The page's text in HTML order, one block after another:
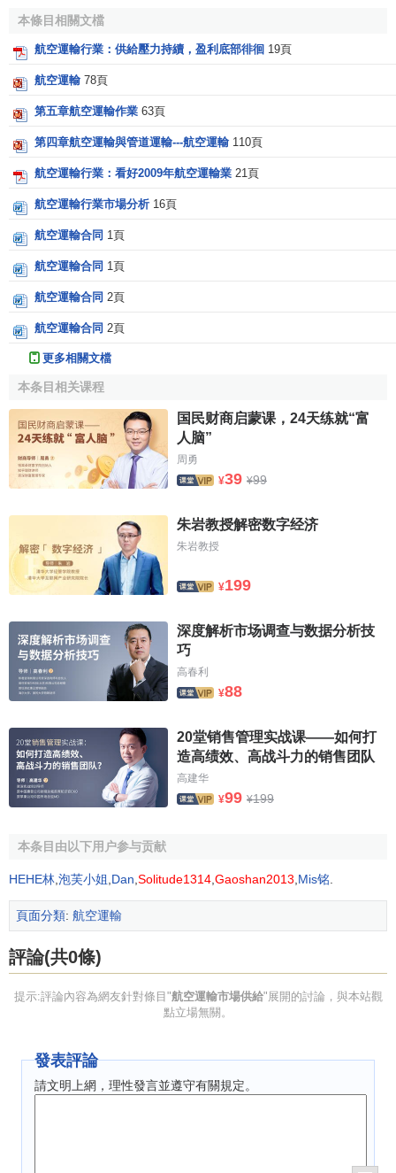
靠科學技術提高
3．運輸供給的部分可替代性
運輸供給是由多種運輸方式
移，因此，運輸產品之間具有可替代性，即在同一方向、具
有相同技術經濟特征的運輸方式或運輸企業所提供的產品就
形成了較強的競爭態勢。同時，由於運輸產品在時間、運輸
方向、運輸距離等特征上存在差異，旅客、貨物對運輸產品
服務的經濟性、方便程度、快捷程度等
不同運輸方式間或同種
輸供給的替代性和不可替代性是同時存在的，
給之間既存在競爭也存在
4．運輸供給的外部性
危害或利益，而他們並未因此而支付相應的成本或得到相應
的報酬， 經濟學 將這種現象稱為存在外部性。
情況： 負外部性和 正外部性。個人或企業不必承擔行為帶來
的成本是
負外部性；個人或企業不能得到其
的額外收益則是正外部性。
運輸供給帶來的負外部性主要表現在兩個方面：
一是當運輸企業超額生產時，一部分
輸能力，而
運輸能力在特定時期內是相對穩定的，因此，當
運輸需求高峰期到來時，運輸供給在較大範圍內超額生產，
同時並不帶來
運輸成本 的明顯上升。在我國的旅客運輸中經
常見到這種情況。運輸業可以在成本增加很少的情況下，在
化，運輸服務質量的下降，使得本應該由運輸企業承擔的成
本部分地轉嫁到
消費者 身上。
二是由於運輸活動帶來的空氣、水、雜訊等環境污染，
到運輸的外部成本中。
影響航空運輸市場供給的因素[2]
1．航空運輸服務價格
航空運輸服務價格不僅影響消費者的需求，也影響廠商
的供給。一般來說，在其他條件相同時，如果航空運輸服務
價格上升，航空運輸企業能夠獲得更多的
輸服務的供給。航空運輸服務價格與供給之間存在著正相關
關係。
本條目相關文檔
航空運輸行業：供給壓力持續，盈利底部徘徊 19頁
航空運輸 78頁
第五章航空運輸作業 63頁
第四章航空運輸與管道運輸---航空運輸 110頁
航空運輸行業：看好2009年航空運輸業 21頁
航空運輸行業市場分析 16頁
航空運輸合同 1頁
航空運輸合同 1頁
航空運輸合同 2頁
航空運輸合同 2頁
更多相關文檔
本条目相关课程
国民财商启蒙课，24天练就“富
人脑”
周勇
¥39 ¥99
朱岩教授解密数字经济
朱岩教授
¥199
深度解析市场调查与数据分析技
巧
高春利
¥88
20堂销售管理实战课——如何打
造高绩效、高战斗力的销售团队
高建华
¥99 ¥199
本条目由以下用户参与贡献
HEHE林 泡芙小姐 Dan Solitude1314 Gaoshan2013 Mis铭
頁面分類: 航空運輸
評論(共0條)
提示:評論內容為網友針對條目"航空運輸市場供給"展開的討論，與本站觀
點立場無關。
發表評論
請文明上網，理性發言並遵守有關規定。